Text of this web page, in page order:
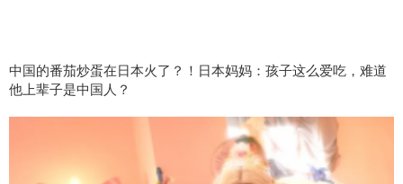
中国的番茄炒蛋在日本火了？！日本妈妈：孩子这么爱吃，难道
他上辈子是中国人？